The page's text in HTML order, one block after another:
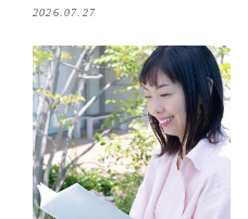
してみた！【朝時間の使い方】
2026.07.27